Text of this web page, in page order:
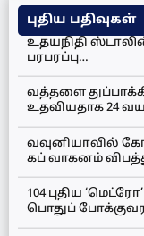
புதிய பதிவுகள்
உதயநிதி
பரபரப்பு…
வத்தளை
உதவியதாக 24
வவுனியாவில்
கப் வாகனம்
104 புதிய
பொதுப்